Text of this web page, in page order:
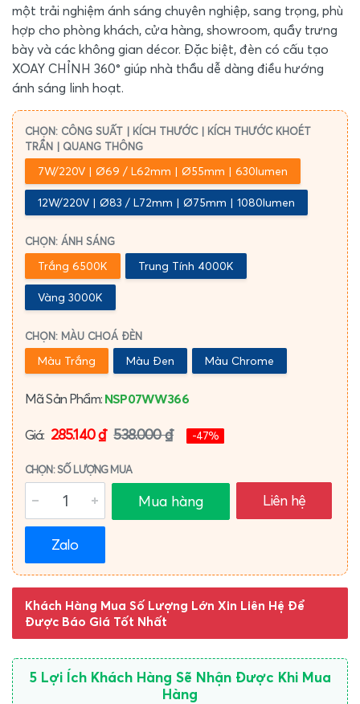
một trải nghiệm ánh sáng chuyên nghiệp, sang trọng, phù
hợp cho phòng khách, cửa hàng, showroom, quầy trưng
bày và các không gian décor. Đặc biệt, đèn có cấu tạo
XOAY CHỈNH 360° giúp nhà thầu dễ dàng điều hướng
ánh sáng linh hoạt.
CHỌN: CÔNG SUẤT | KÍCH THƯỚC | KÍCH THƯỚC KHOÉT
TRẦN | QUANG THÔNG
7W/220V | Ø69 / L62mm | Ø55mm | 630lumen
12W/220V | Ø83 / L72mm | Ø75mm | 1080lumen
CHỌN: ÁNH SÁNG
Trắng 6500K Trung Tính 4000K
Vàng 3000K
CHỌN: MÀU CHOÁ ĐÈN
Màu Trắng Màu Đen Màu Chrome
Mã Sản Phẩm: NSP07WW366
Giá: 285.140 ₫ 538.000 ₫ -47%
CHỌN: SỐ LƯỢNG MUA
Mua hàng Liên hệ
Zalo
Khách Hàng Mua Số Lượng Lớn Xin Liên Hệ Để
Được Báo Giá Tốt Nhất
5 Lợi Ích Khách Hàng Sẽ Nhận Được Khi Mua
Hàng